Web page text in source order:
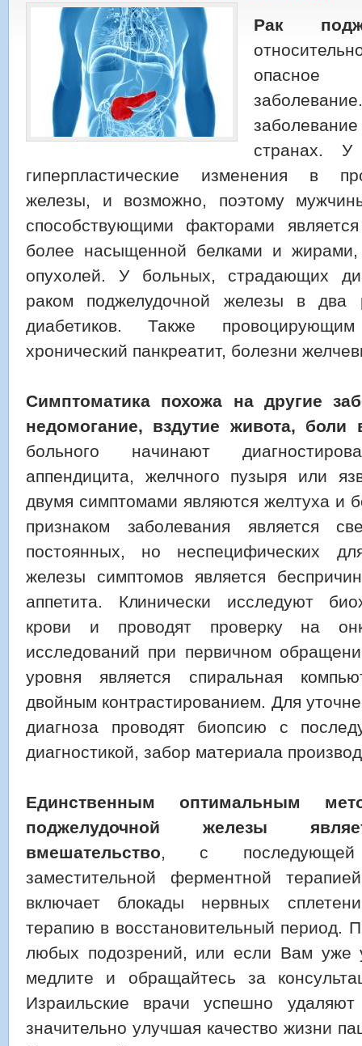
Рак
опасное
странах. У
гиперпластические изменения в
железы, и возможно, поэтому
способствующими факторами
более насыщенной белками и жирами,
опухолей. У больных, страдающих
раком поджелудочной железы в
диабетиков. Также
хронический панкреатит, болезни
Симптоматика похожа на другие
недомогание, вздутие живота, боли
больного начинают
аппендицита, желчного пузыря или
двумя симптомами являются желтуха и
признаком заболевания является
постоянных, но неспецифических
железы симптомов является
аппетита. Клинически исследуют
крови и проводят проверку на
исследований при первичном
уровня является спиральная
двойным контрастированием. Для
диагноза проводят биопсию с
диагностикой, забор материала
Единственным оптимальным
поджелудочной железы
вмешательство, с последующей
заместительной ферментной
включает блокады нервных
терапию в восстановительный период.
любых подозрений, или если Вам уже
медлите и обращайтесь за
Израильские врачи успешно
значительно улучшая качество жизни